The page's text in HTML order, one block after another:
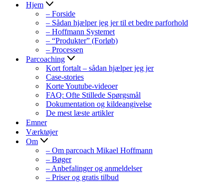
Hjem
– Forside
– Sådan hjælper jeg jer til et bedre parforhold
– Hoffmann Systemet
– “Produkter” (Forløb)
– Processen
Parcoaching
Kort fortalt – sådan hjælper jeg jer
Case-stories
Korte Youtube-videoer
FAQ: Ofte Stillede Spørgsmål
Dokumentation og kildeangivelse
De mest læste artikler
Emner
Værktøjer
Om
– Om parcoach Mikael Hoffmann
– Bøger
– Anbefalinger og anmeldelser
– Priser og gratis tilbud